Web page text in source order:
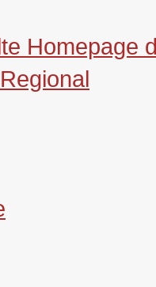
Homepage